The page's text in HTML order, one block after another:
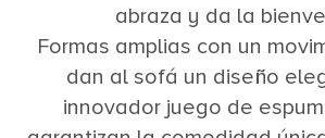
abraza y da la
Formas amplias con un
dan al sofá un diseño
innovador juego de